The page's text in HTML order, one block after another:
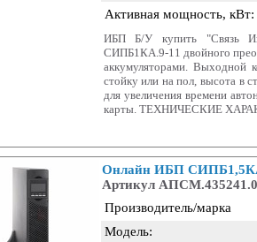
Активная мощность, кВт:
ИБП Б/У купить "Связь
СИПБ1КА.9-11 двойного
аккумуляторами. Выходной
стойку или на пол, высота в
для увеличения времени
карты. ТЕХНИЧЕСКИЕ
Онлайн ИБП
Артикул
Производитель/марка
Модель: